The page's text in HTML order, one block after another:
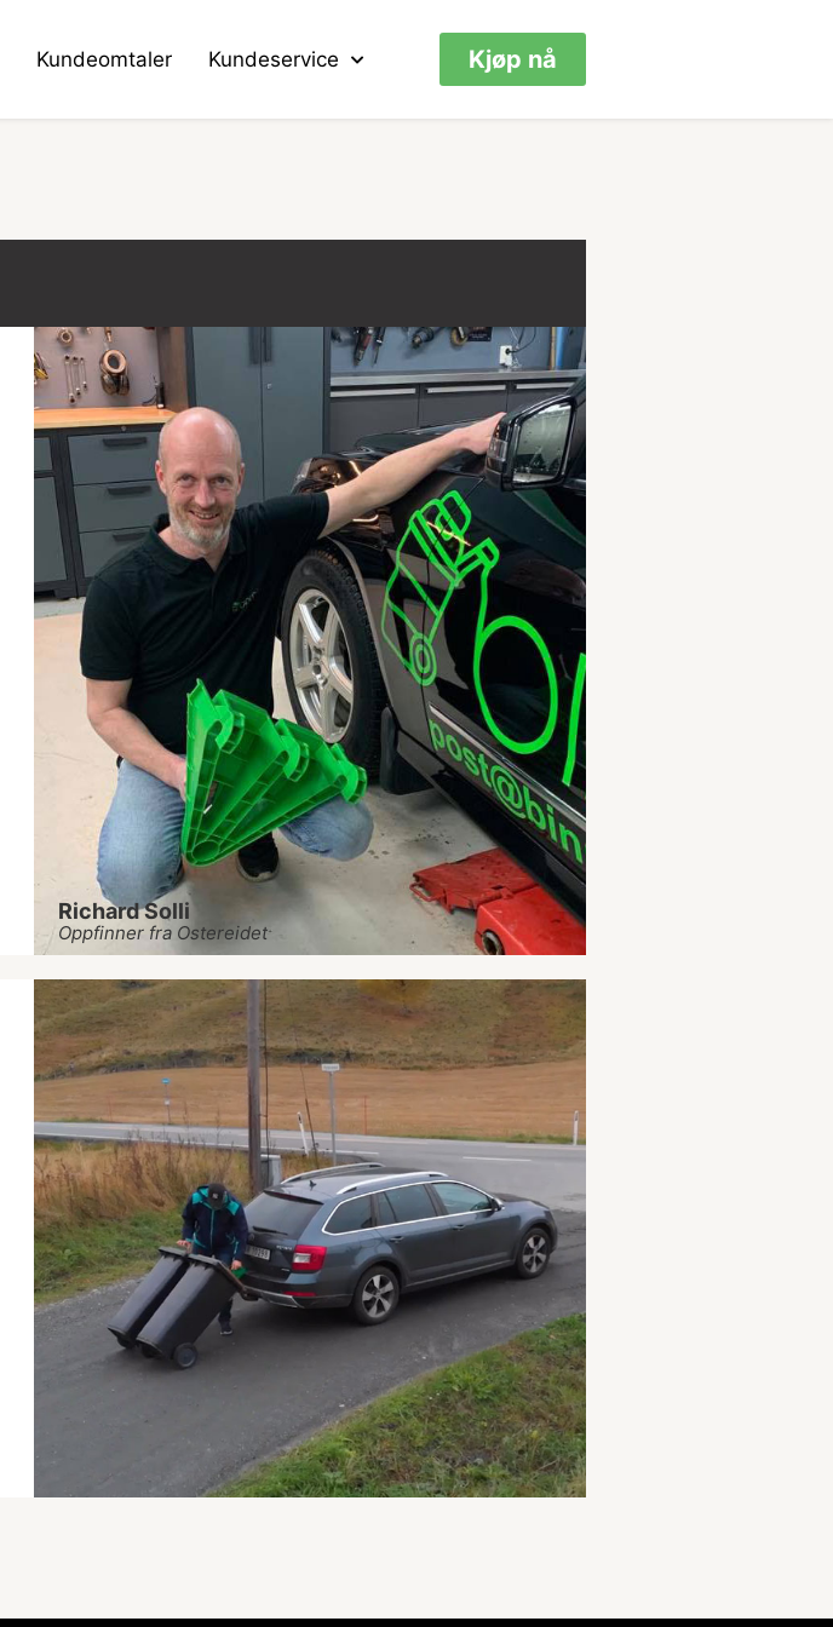
Kundeomtaler Kundeservice Kjøp nå
Richard Solli
Oppfinner fra Ostereidet